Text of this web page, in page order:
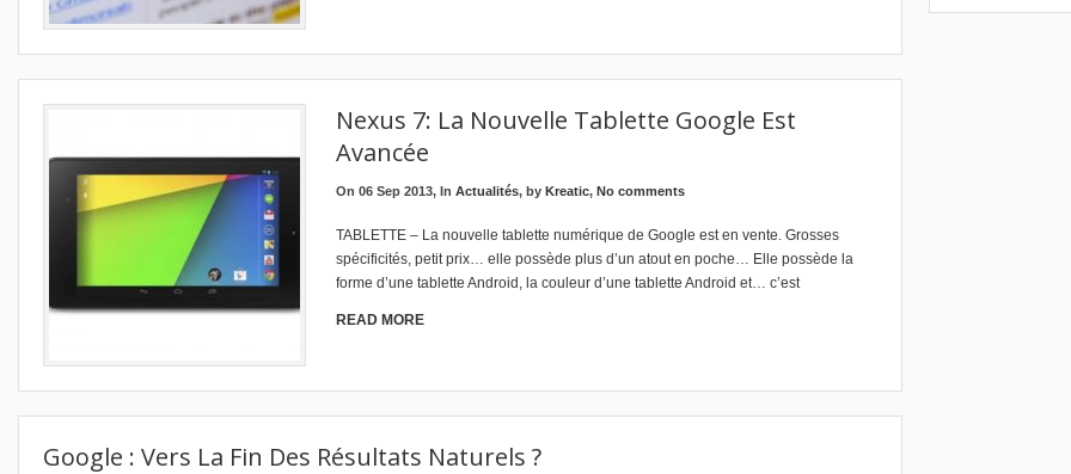
Nexus 7: La Nouvelle Tablette Google Est
Avancée
On 06 Sep 2013, In Actualités, by Kreatic, No comments
TABLETTE – La nouvelle tablette numérique de Google est en vente. Grosses
spécificités, petit prix… elle possède plus d’un atout en poche… Elle possède la
forme d’une tablette Android, la couleur d’une tablette Android et… c’est
READ MORE
Google : Vers La Fin Des Résultats Naturels ?